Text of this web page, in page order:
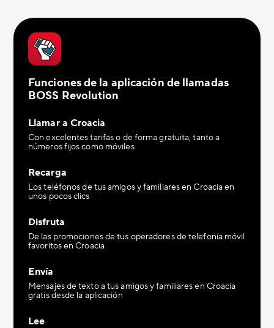
Funciones de la aplicación de llamadas
BOSS Revolution
Llamar a Croacia
Con excelentes tarifas o de forma gratuita, tanto a
números fijos como móviles
Recarga
Los teléfonos de tus amigos y familiares en Croacia en
unos pocos clics
Disfruta
De las promociones de tus operadores de telefonía móvil
favoritos en Croacia
Envía
Mensajes de texto a tus amigos y familiares en Croacia
gratis desde la aplicación
Lee